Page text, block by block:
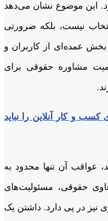
این موضوع نشان می‌دهد
نیست، بلکه ضرورتی
بخش عمده‌ای از کاربران و
مشاوره حقوقی برای
کسب و کار آنلاین را نباید
عواقب آن تنها محدود به
حقوقی، مسئولیت‌های
نیز در پی دارد. داشتن یک